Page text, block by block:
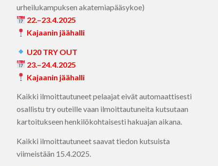
urheilukampuksen akatemiapääsykoe)
22.–23.4.2025
Kajaanin jäähalli
U20 TRY OUT
23.–24.4.2025
Kajaanin jäähalli
Kaikki ilmoittautuneet pelaajat eivät automaattisesti
osallistu try outeille vaan ilmoittautuneita kutsutaan
kartoitukseen henkilökohtaisesti hakuajan aikana.
Kaikki ilmoittautuneet saavat tiedon kutsuista
viimeistään 15.4.2025.